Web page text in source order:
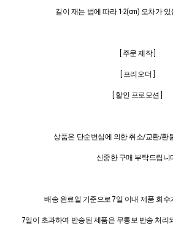
길이 재는 법에 따라 1-2(cm) 오차가
[ 주문 제작 ]
[ 프리오더 ]
[ 할인 프로모션 ]
상품은 단순변심에 의한 취소/교환/환
신중한 구매 부탁드립니
배송 완료일 기준으로 7일 이내 제품 회수
7일이 초과하여 반송된 제품은 무통보 반송 처리